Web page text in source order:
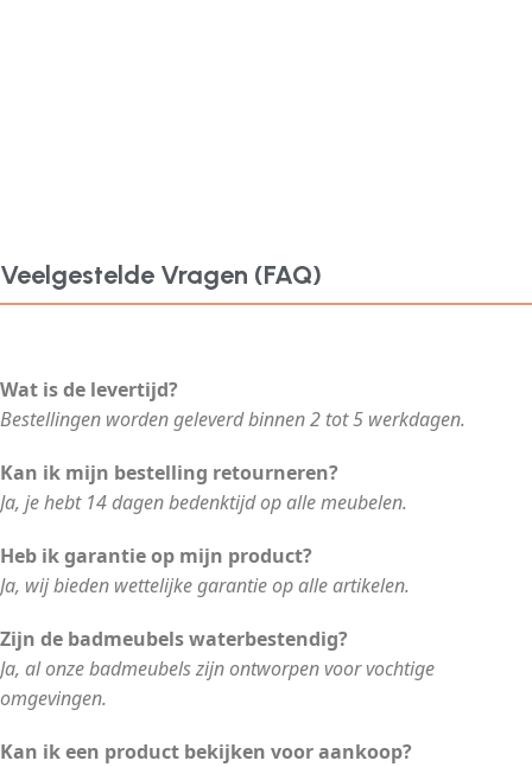
Veelgestelde Vragen (FAQ)
Wat is de levertijd?
Bestellingen worden geleverd binnen 2 tot 5 werkdagen.
Kan ik mijn bestelling retourneren?
Ja, je hebt 14 dagen bedenktijd op alle meubelen.
Heb ik garantie op mijn product?
Ja, wij bieden wettelijke garantie op alle artikelen.
Zijn de badmeubels waterbestendig?
Ja, al onze badmeubels zijn ontworpen voor vochtige
omgevingen.
Kan ik een product bekijken voor aankoop?